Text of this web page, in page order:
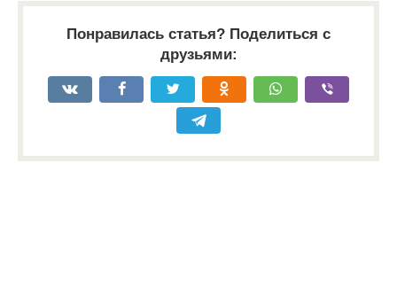
Понравилась статья? Поделиться с
друзьями: